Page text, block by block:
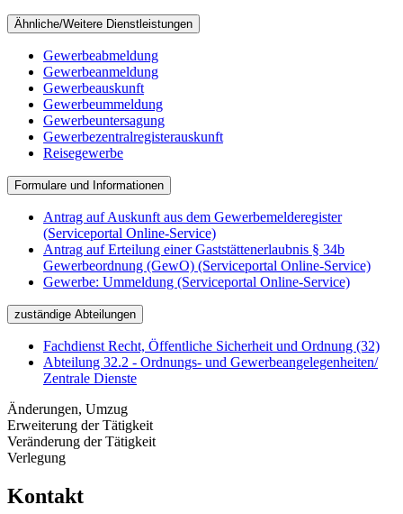
Ähnliche/Weitere Dienstleistungen
Gewerbeabmeldung
Gewerbeanmeldung
Gewerbeauskunft
Gewerbeummeldung
Gewerbeuntersagung
Gewerbezentral­registerauskunft
Reisegewerbe
Formulare und Informationen
Antrag auf Auskunft aus dem Gewerbemelderegister
(Serviceportal Online-Service)
Antrag auf Erteilung einer Gaststättenerlaubnis § 34b
Gewerbeordnung (GewO) (Serviceportal Online-Service)
Gewerbe: Ummeldung (Serviceportal Online-Service)
zuständige Abteilungen
Fachdienst Recht, Öffentliche Sicherheit und Ordnung (32)
Abteilung 32.2 - Ordnungs- und Gewerbeangelegenheiten/
Zentrale Dienste
Änderungen, Umzug
Erweiterung der Tätigkeit
Veränderung der Tätigkeit
Verlegung
Kontakt